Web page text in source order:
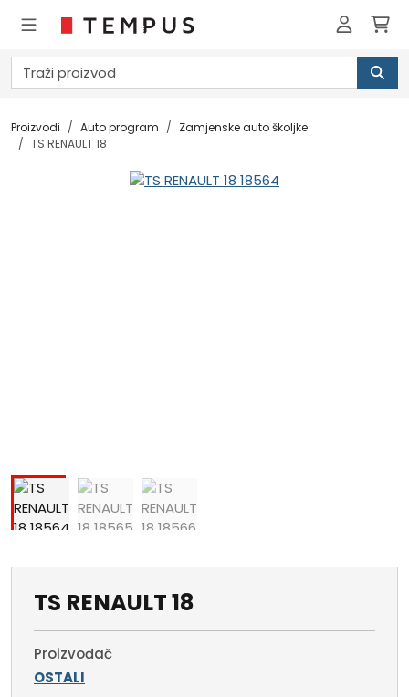
Proizvodi Auto program
Zamjenske auto školjke
TS RENAULT 18
TS RENAULT 18
Proizvođač
OSTALI